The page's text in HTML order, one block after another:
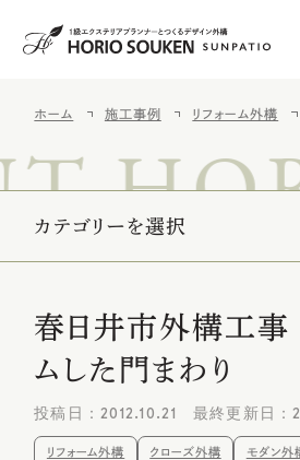
施工事例
新築外構
外構・庭リフォーム
空き家みまもりサービス
施工メニュー
ホーム 施工事例 リフォーム外構
カテゴリーを選択
春日井市外構工事
ムした門まわり
投稿日：2012.10.21 最終更新日：
リフォーム外構 クローズ外構 モダン外